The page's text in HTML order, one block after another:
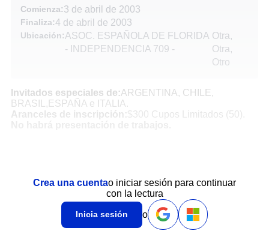
Comienza:3 de abril de 2003
Finaliza:4 de abril de 2003
Ubicación:ASOC. ESPAÑOLA DE FLORIDA
- INDEPENDENCIA 709 -
Otra,
Otra,
Otro
Invitados especiales de:ARGENTINA, CHILE,
BRASIL,ESPAÑA e ITALIA.
Aranceles de inscripción:$300 Cupos Limitados (50).
Crea una cuentao iniciar sesión para continuar
con la lectura
Inicia sesión o